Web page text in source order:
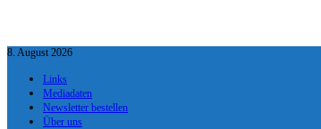
8. August 2026
Links
Mediadaten
Newsletter bestellen
Über uns